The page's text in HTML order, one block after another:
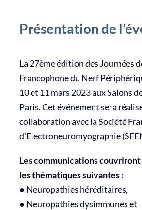
Présentation de
La 27ème édition des Journées
Francophone du Nerf
10 et 11 mars 2023 aux Salons
Paris. Cet événement sera
collaboration avec la Société
d’Electroneuromyographie
Les communications
les thématiques suivantes :
● Neuropathies héréditaires,
● Neuropathies dysimmunes et